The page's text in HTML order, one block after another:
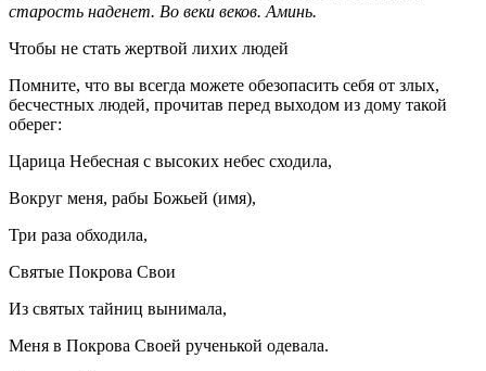
старость наденет. Во веки веков. Аминь.
Чтобы не стать жертвой лихих людей
Помните, что вы всегда можете обезопасить себя от злых,
бесчестных людей, прочитав перед выходом из дому такой
оберег:
Царица Небесная с высоких небес сходила,
Вокруг меня, рабы Божьей (имя),
Три раза обходила,
Святые Покрова Свои
Из святых тайниц вынимала,
Меня в Покрова Своей рученькой одевала.